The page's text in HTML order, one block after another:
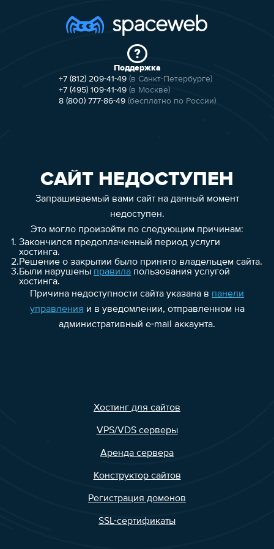
Поддержка
+7 (812) 209-41-49 (в Санкт-Петербурге)
+7 (495) 109-41-49 (в Москве)
8 (800) 777-86-49 (бесплатно по России)
САЙТ НЕДОСТУПЕН
Запрашиваемый вами сайт на данный момент
недоступен.
Это могло произойти по следующим причинам:
1. Закончился предоплаченный период услуги
хостинга.
2.Решение о закрытии было принято владельцем сайта.
3.Были нарушены правилапользования услугой
хостинга.
Причина недоступности сайта указана в панели
управления и в уведомлении, отправленном на
административный e-mail аккаунта.
Хостинг для сайтов
VPS/VDS серверы
Аренда сервера
Конструктор сайтов
Регистрация доменов
SSL-сертификаты